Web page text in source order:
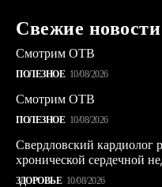
Свежие новости
Смотрим ОТВ
ПОЛЕЗНОЕ 10/08/2026
Смотрим ОТВ
ПОЛЕЗНОЕ 10/08/2026
Свердловский кардиолог
хронической сердечной
ЗДОРОВЬЕ 10/08/2026